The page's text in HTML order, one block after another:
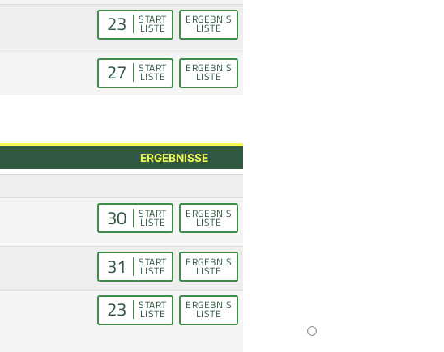
23 START
LISTE
ERGEBNIS
LISTE
27 START
LISTE
ERGEBNIS
LISTE
ERGEBNISSE
30 START
LISTE
ERGEBNIS
LISTE
31 START
LISTE
ERGEBNIS
LISTE
23 START
LISTE
ERGEBNIS
LISTE